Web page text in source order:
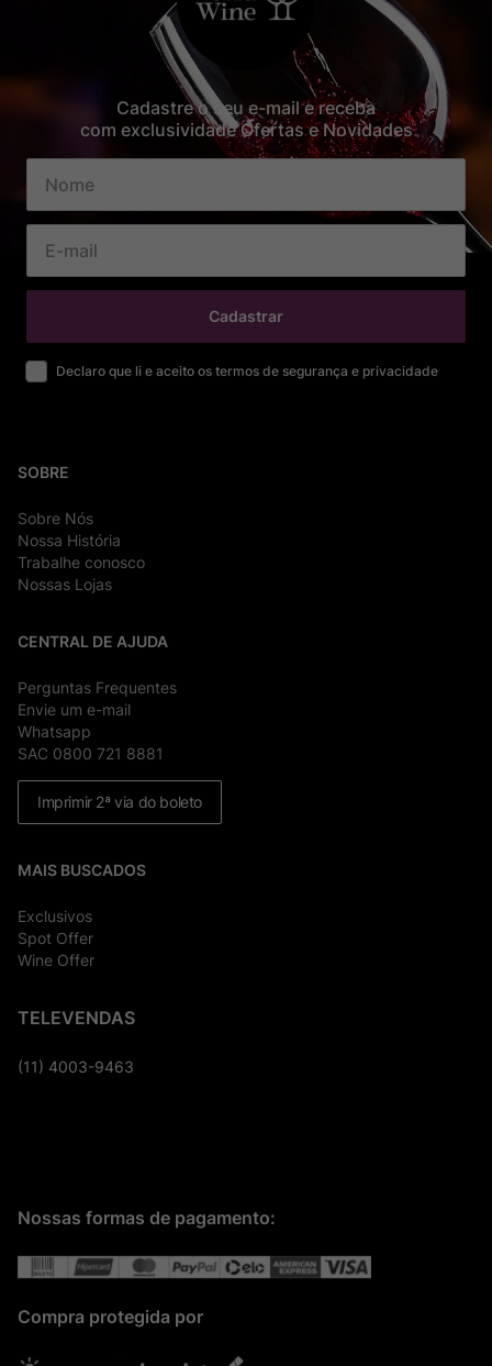
Cadastre o seu e-mail e receba
com exclusividade Ofertas e Novidades
Cadastrar
Declaro que li e aceito os termos de segurança e privacidade
SOBRE
Sobre Nós
Nossa História
Trabalhe conosco
Nossas Lojas
CENTRAL DE AJUDA
Perguntas Frequentes
Envie um e-mail
Whatsapp
SAC 0800 721 8881
Imprimir 2ª via do boleto
MAIS BUSCADOS
Exclusivos
Spot Offer
Wine Offer
TELEVENDAS
(11) 4003-9463
Nossas formas de pagamento:
Compra protegida por